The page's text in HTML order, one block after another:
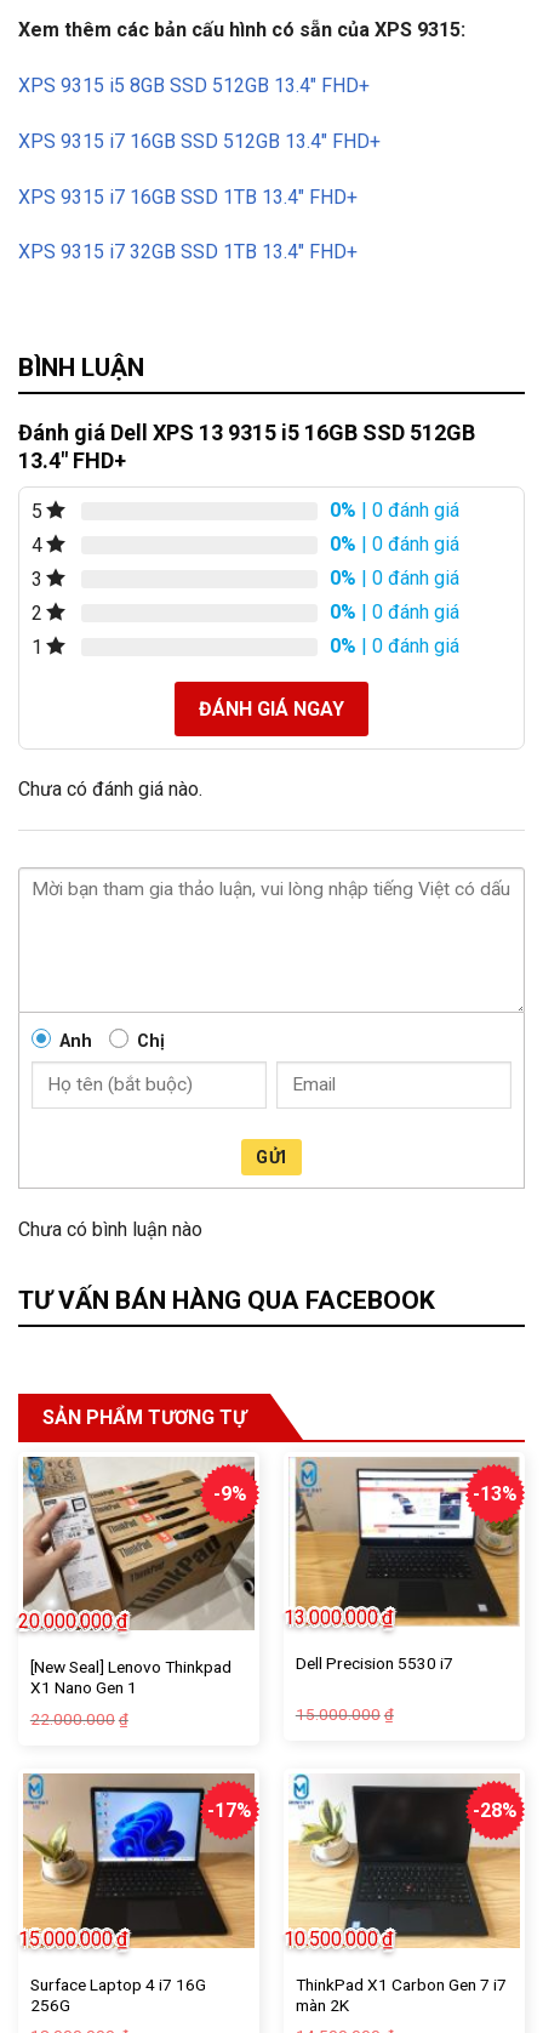
Xem thêm các bản cấu hình có sẵn của XPS 9315:
XPS 9315 i5 8GB SSD 512GB 13.4″ FHD+
XPS 9315 i7 16GB SSD 512GB 13.4″ FHD+
XPS 9315 i7 16GB SSD 1TB 13.4″ FHD+
XPS 9315 i7 32GB SSD 1TB 13.4″ FHD+
BÌNH LUẬN
Đánh giá Dell XPS 13 9315 i5 16GB SSD 512GB
13.4″ FHD+
5 0% | 0 đánh giá
4
0% | 0 đánh giá
3
0% | 0 đánh giá
2
0% | 0 đánh giá
1
0% | 0 đánh giá
ĐÁNH GIÁ NGAY
Chưa có đánh giá nào.
Anh Chị
GỬI
Chưa có bình luận nào
TƯ VẤN BÁN HÀNG QUA FACEBOOK
SẢN PHẨM TƯƠNG TỰ
-9%
[New Seal] Lenovo Thinkpad
X1 Nano Gen 1
22.000.000 ₫
20.000.000₫
-13%
Dell Precision 5530 i7
15.000.000 ₫
13.000.000₫
-17%
Surface Laptop 4 i7 16G
256G
15.000.000₫
-28%
ThinkPad X1 Carbon Gen 7 i7
màn 2K
10.500.000₫